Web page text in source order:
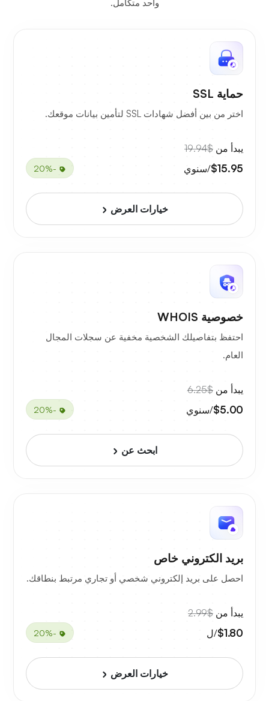
واحد متكامل.
حماية SSL
اختر من بين أفضل شهادات SSL لتأمين بيانات موقعك.
يبدأ من $19.94
$15.95/سنوي -20%
خيارات العرض
خصوصية WHOIS
احتفظ بتفاصيلك الشخصية مخفية عن سجلات المجال
العام.
يبدأ من $6.25
$5.00/سنوي -20%
ابحث عن
بريد الكتروني خاص
احصل على بريد إلكتروني شخصي أو تجاري مرتبط بنطاقك.
يبدأ من $2.99
$1.80/ل -20%
خيارات العرض